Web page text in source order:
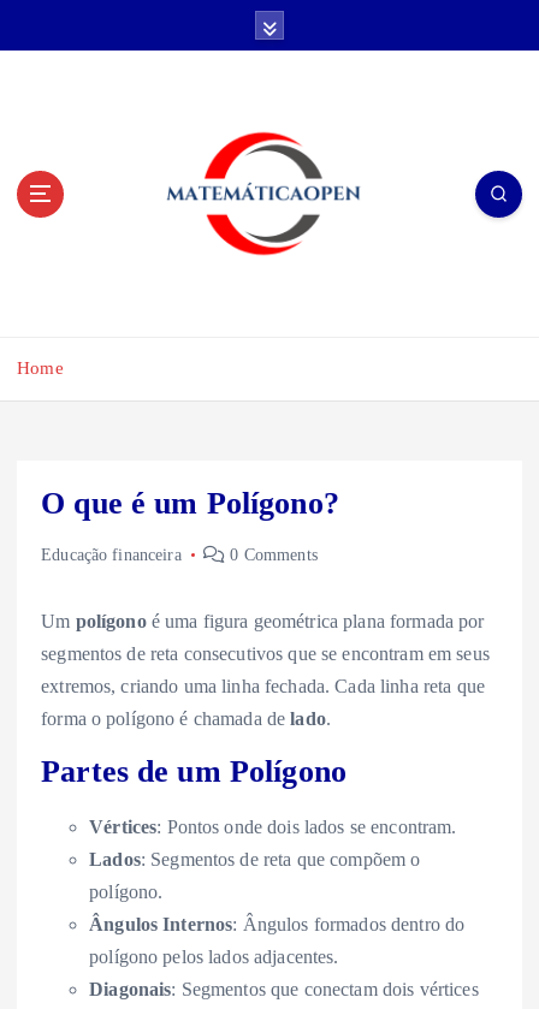
Home
O que é um Polígono?
Educação financeira 0 Comments
Um polígonoé uma figura geométrica plana formada por
segmentos de reta consecutivos que se encontram em seus
extremos, criando uma linha fechada. Cada linha reta que
forma o polígono é chamada delado.
Partes de um Polígono
Vértices: Pontos onde dois lados se encontram.
Lados: Segmentos de reta que compõem o
polígono.
Ângulos Internos: Ângulos formados dentro do
polígono pelos lados adjacentes.
Diagonais: Segmentos que conectam dois vértices